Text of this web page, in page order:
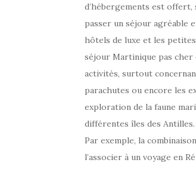
d’hébergements est offert,
passer un séjour agréable
hôtels de luxe et les
séjour Martinique pas cher
activités, surtout
parachutes ou encore les
exploration de la faune
différentes îles des Antilles.
Par exemple, la
l’associer à un voyage en